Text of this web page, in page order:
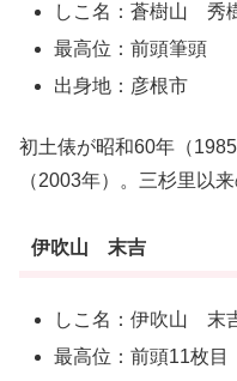
しこ名：蒼樹山 秀
最高位：前頭筆頭
出身地：彦根市
初土俵が昭和60年（
（2003年）。三杉里以
伊吹山 末吉
しこ名：伊吹山 末
最高位：前頭11枚目